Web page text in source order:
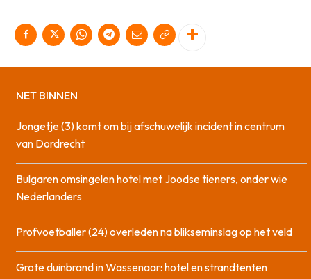
NET BINNEN
Jongetje (3) komt om bij afschuwelijk incident in centrum
van Dordrecht
Bulgaren omsingelen hotel met Joodse tieners, onder wie
Nederlanders
Profvoetballer (24) overleden na blikseminslag op het veld
Grote duinbrand in Wassenaar: hotel en strandtenten